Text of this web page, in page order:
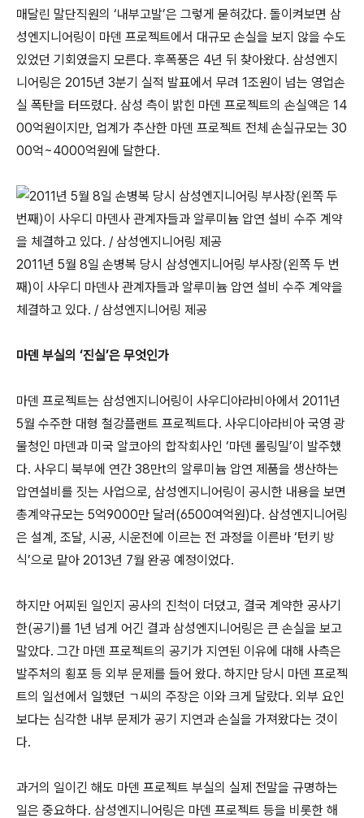
매달린 말단직원의 ‘내부고발’은 그렇게 묻혀갔다. 돌이켜보면 삼
성엔지니어링이 마덴 프로젝트에서 대규모 손실을 보지 않을 수도
있었던 기회였을지 모른다. 후폭풍은 4년 뒤 찾아왔다. 삼성엔지
니어링은 2015년 3분기 실적 발표에서 무려 1조원이 넘는 영업손
실 폭탄을 터뜨렸다. 삼성 측이 밝힌 마덴 프로젝트의 손실액은 14
00억원이지만, 업계가 추산한 마덴 프로젝트 전체 손실규모는 30
00억~4000억원에 달한다.
2011년 5월 8일 손병복 당시 삼성엔지니어링 부사장(왼쪽 두 번
째)이 사우디 마덴사 관계자들과 알루미늄 압연 설비 수주 계약을
체결하고 있다. / 삼성엔지니어링 제공
마덴 부실의 ‘진실’은 무엇인가
마덴 프로젝트는 삼성엔지니어링이 사우디아라비아에서 2011년
5월 수주한 대형 철강플랜트 프로젝트다. 사우디아라비아 국영 광
물청인 마덴과 미국 알코아의 합작회사인 ‘마덴 롤링밀’이 발주했
다. 사우디 북부에 연간 38만t의 알루미늄 압연 제품을 생산하는
압연설비를 짓는 사업으로, 삼성엔지니어링이 공시한 내용을 보면
총계약규모는 5억9000만 달러(6500여억원)다. 삼성엔지니어링
은 설계, 조달, 시공, 시운전에 이르는 전 과정을 이른바 ‘턴키 방
식’으로 맡아 2013년 7월 완공 예정이었다.
하지만 어찌된 일인지 공사의 진척이 더뎠고, 결국 계약한 공사기
한(공기)를 1년 넘게 어긴 결과 삼성엔지니어링은 큰 손실을 보고
말았다. 그간 마덴 프로젝트의 공기가 지연된 이유에 대해 사측은
발주처의 횡포 등 외부 문제를 들어 왔다. 하지만 당시 마덴 프로젝
트의 일선에서 일했던 ㄱ씨의 주장은 이와 크게 달랐다. 외부 요인
보다는 심각한 내부 문제가 공기 지연과 손실을 가져왔다는 것이
다.
과거의 일이긴 해도 마덴 프로젝트 부실의 실제 전말을 규명하는
일은 중요하다. 삼성엔지니어링은 마덴 프로젝트 등을 비롯한 해